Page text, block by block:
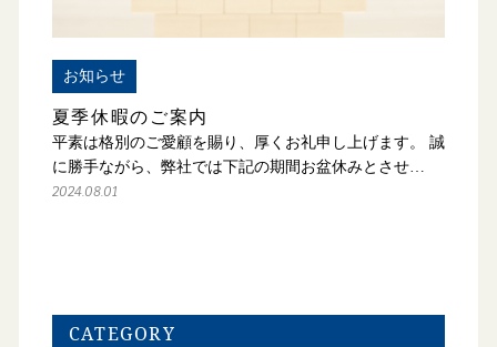
お知らせ
夏季休暇のご案内
平素は格別のご愛顧を賜り、厚くお礼申し上げます。 誠
に勝手ながら、弊社では下記の期間お盆休みとさせ…
2024.08.01
CATEGORY